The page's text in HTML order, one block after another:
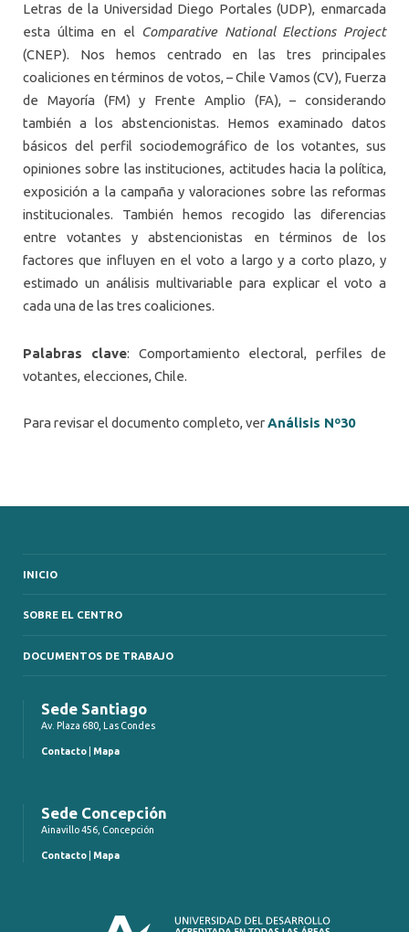
Letras de la Universidad Diego Portales (UDP), enmarcada
esta última en el Comparative National Elections Project
(CNEP). Nos hemos centrado en las tres principales
coaliciones en términos de votos, – Chile Vamos (CV), Fuerza
de Mayoría (FM) y Frente Amplio (FA), – considerando
también a los abstencionistas. Hemos examinado datos
básicos del perfil sociodemográfico de los votantes, sus
opiniones sobre las instituciones, actitudes hacia la política,
exposición a la campaña y valoraciones sobre las reformas
institucionales. También hemos recogido las diferencias
entre votantes y abstencionistas en términos de los
factores que influyen en el voto a largo y a corto plazo, y
estimado un análisis multivariable para explicar el voto a
cada una de las tres coaliciones.
Palabras clave: Comportamiento electoral, perfiles de
votantes, elecciones, Chile.
Para revisar el documento completo, verAnálisis Nº30
INICIO
SOBRE EL CENTRO
DOCUMENTOS DE TRABAJO
Sede Santiago
Av. Plaza 680, Las Condes
Contacto Mapa
Sede Concepción
Ainavillo 456, Concepción
Contacto Mapa